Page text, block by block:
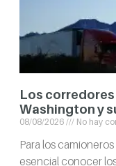
Los corredores
Washington y
08/08/2026 No hay
Para los
esencial conocer